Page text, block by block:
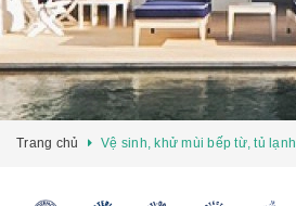
Trang chủ Vệ sinh, khử mùi bếp từ, tủ lạnh